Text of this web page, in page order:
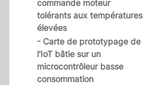
commande moteur
tolérants aux températures
élevées
- Carte de prototypage de
l'IoT bâtie sur un
microcontrôleur basse
consommation